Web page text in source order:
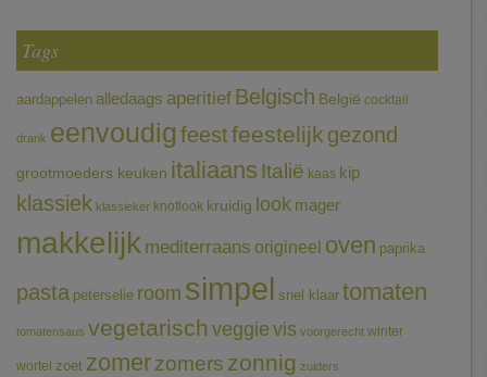
Tags
aardappelen alledaags aperitief Belgisch België cocktail
drank eenvoudigfeestfeestelijk gezond
grootmoeders keuken italiaans Italië kaas kip
klassiek klassieker knoflook kruidig look mager
makkelijk mediterraans origineel oven paprika
pasta peterselie room simpel snel klaar tomaten
tomatensaus vegetarischveggie vis voorgerecht winter
wortel zoet zomerzomers zonnig zuiders